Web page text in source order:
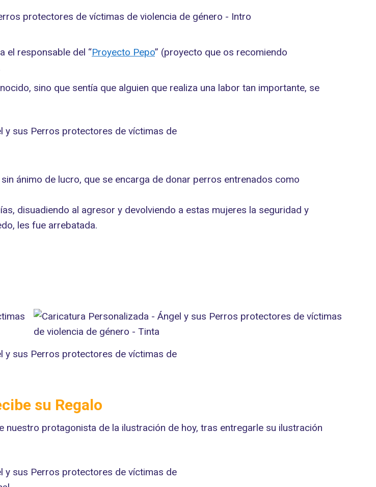
el responsable del “Proyecto Pepo” (proyecto que os recomiendo
sino que sentía que alguien que realiza una labor tan importante, se
ánimo de lucro, que se encarga de donar perros entrenados como
disuadiendo al agresor y devolviendo a estas mujeres la seguridad y
les fue arrebatada.
su Regalo
protagonista de la ilustración de hoy, tras entregarle su ilustración